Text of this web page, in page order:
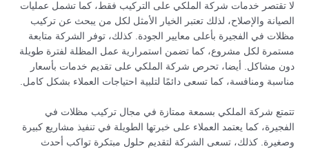
لا تقتصر خدمات شركة الملكي على التركيب فقط، كما تشمل عمليات
الصيانة والإصلاح، لذلك تعتبر الخيار الأمثل لكل من يبحث عن تركيب
مظلات في الفجيرة بأعلى معايير الجودة. كذلك، توفر الشركة متابعة
مستمرة لكل مشروع، كما تضمن استمرارية عمل المظلة لفترة طويلة
دون مشاكل. أيضا، تحرص شركة الملكي على تقديم خدمات بأسعار
مناسبة ومنافسة، كما تسعى دائمًا لتلبية احتياجات العملاء بشكل كامل.
تتمتع شركة الملكي بسمعة ممتازة في مجال تركيب مظلات في
الفجيرة، كما يعتمد العملاء على خبرتها الطويلة في تنفيذ مشاريع كبيرة
وصغيرة. كذلك، تسعى الشركة لتقديم حلول مبتكرة تواكب أحدث